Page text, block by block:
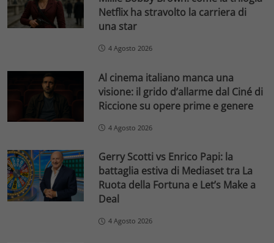
Netflix ha stravolto la carriera di
una star
4 Agosto 2026
Al cinema italiano manca una
visione: il grido d’allarme dal Ciné di
Riccione su opere prime e genere
4 Agosto 2026
Gerry Scotti vs Enrico Papi: la
battaglia estiva di Mediaset tra La
Ruota della Fortuna e Let’s Make a
Deal
4 Agosto 2026